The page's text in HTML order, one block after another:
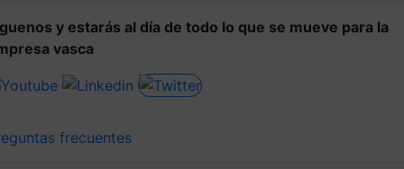
y estarás al día de todo lo que se mueve para la
vasca
frecuentes